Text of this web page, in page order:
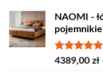
NAOMI -
Oceniono
4389,00 zł